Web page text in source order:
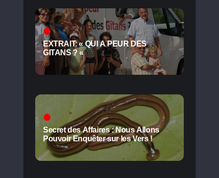
EXTRAIT: « QUI A PEUR DES
GITANS ? «
Secret des Affaires : Nous Allons
Pouvoir Enquêter sur les Vers !